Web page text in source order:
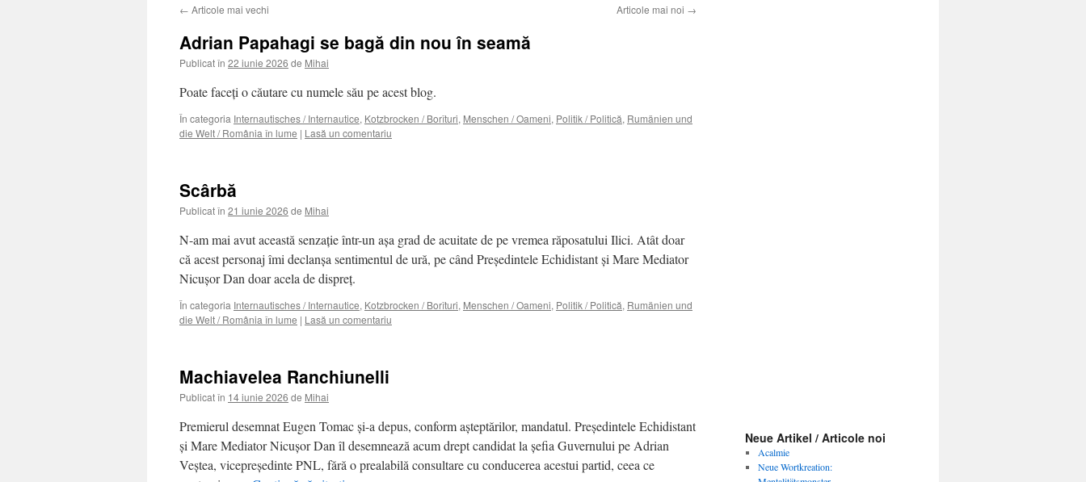
← Articole mai vechi Articole mai noi →
Adrian Papahagi se bagă din nou în seamă
Publicat în 22 iunie 2026 de Mihai
Poate faceţi o căutare cu numele său pe acest blog.
În categoria Internautisches / Internautice, Kotzbrocken / Borîturi, Menschen / Oameni, Politik / Politică, Rumänien und
die Welt / România în lume | Lasă un comentariu
Scârbă
Publicat în 21 iunie 2026 de Mihai
N-am mai avut această senzaţie într-un aşa grad de acuitate de pe vremea răposatului Ilici. Atât doar
că acest personaj îmi declanşa sentimentul de ură, pe când Preşedintele Echidistant şi Mare Mediator
Nicuşor Dan doar acela de dispreţ.
În categoria Internautisches / Internautice, Kotzbrocken / Borîturi, Menschen / Oameni, Politik / Politică, Rumänien und
die Welt / România în lume | Lasă un comentariu
Machiavelea Ranchiunelli
Publicat în 14 iunie 2026 de Mihai
Premierul desemnat Eugen Tomac şi-a depus, conform aşteptărilor, mandatul. Preşedintele Echidistant
şi Mare Mediator Nicuşor Dan îl desemnează acum drept candidat la şefia Guvernului pe Adrian
Veştea, vicepreşedinte PNL, fără o prealabilă consultare cu conducerea acestui partid, ceea ce
Neue Artikel / Articole noi
Acalmie
Neue Wortkreation: